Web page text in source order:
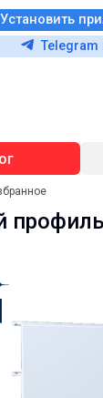
Установить
Telegram